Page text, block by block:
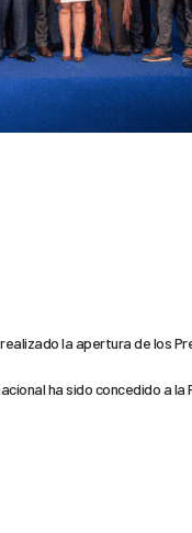
la apertura de los
ha sido concedido a la